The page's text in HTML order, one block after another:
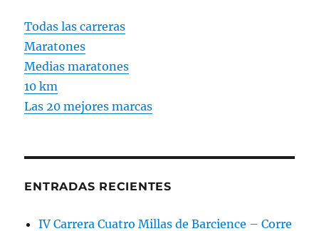
Todas las carreras
Maratones
Medias maratones
10 km
Las 20 mejores marcas
ENTRADAS RECIENTES
IV Carrera Cuatro Millas de Barcience – Corre